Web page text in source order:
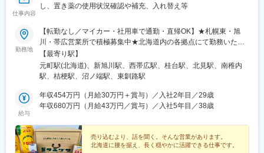
仕事内容
し、置き薬の使用状況確認や補充、入れ替え等
勤務地
【転勤なし／マイカー・社用車で通勤・直帰OK】★札幌東・旭
川・帯広営業所で積極募集中★北海道内の各拠点にて勤務いただ
きます。★希望を考慮の上、配属先を決定します。＜採用強化
中！＞■札幌東営業所：札幌市東区伏古11条4丁目8■旭川営業所：
旭川市末広東2条4丁目8-12■帯広営業所：帯広市西24条南3丁目
丁目2■北見営業所：北見市高栄東町2丁目10-17■稚内営業所：稚
内市こまどり5丁目4-10■函館営業所：函館市西桔梗町589-203■苫
愛国東1丁目8-2受動喫煙対策：分煙（屋内禁煙）
【最寄り駅】
元町駅(北海道)、新旭川駅、西帯広駅、桂台駅、北見駅、南稚内
駅、桔梗駅、沼ノ端駅、東釧路駅
給与
年収454万円（月給30万円＋賞与）／入社2年目／29歳
年収680万円（月給43万円／賞与）／入社5年目／38歳
売り込むより、話を聞く。そんな営業があります。
北海道に腰を据え、長く穏やかに活躍できる仕事です。